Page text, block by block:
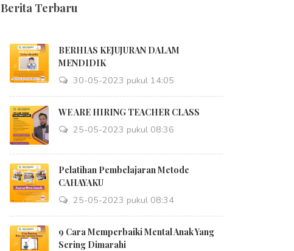
Berita Terbaru
BERHIAS KEJUJURAN DALAM
MENDIDIK
30-05-2023 pukul 14:05
WE ARE HIRING TEACHER CLASS
25-05-2023 pukul 08:36
Pelatihan Pembelajaran Metode
CAHAYAKU
25-05-2023 pukul 08:34
9 Cara Memperbaiki Mental Anak Yang
Sering Dimarahi